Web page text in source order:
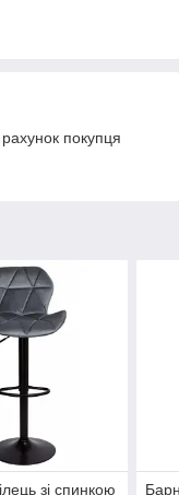
покупця
зі спинкою